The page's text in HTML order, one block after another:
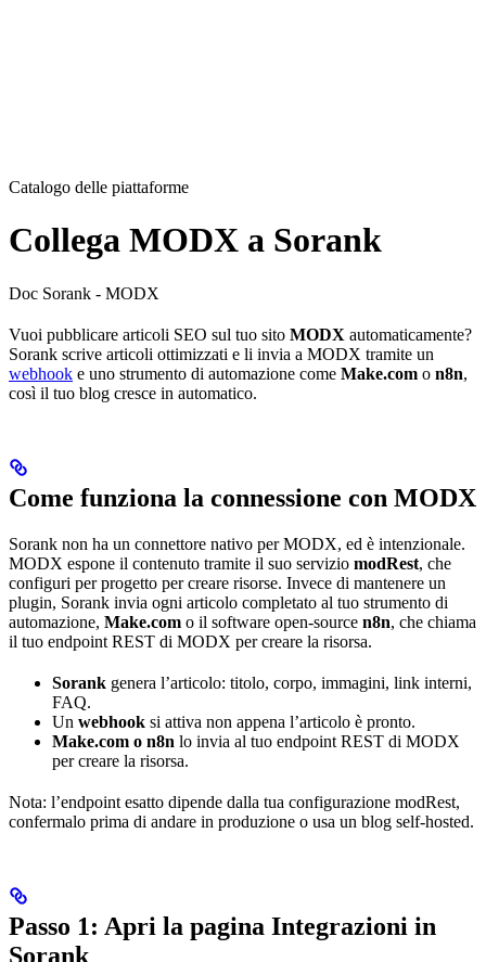
Catalogo delle piattaforme
Collega MODX a Sorank
Doc Sorank - MODX
Vuoi pubblicare articoli SEO sul tuo sito MODX automaticamente?
Sorank scrive articoli ottimizzati e li invia a MODX tramite un
webhook e uno strumento di automazione come Make.com o n8n,
così il tuo blog cresce in automatico.
Come funziona la connessione con MODX
Sorank non ha un connettore nativo per MODX, ed è intenzionale.
MODX espone il contenuto tramite il suo servizio modRest, che
configuri per progetto per creare risorse. Invece di mantenere un
plugin, Sorank invia ogni articolo completato al tuo strumento di
automazione, Make.com o il software open-source n8n, che chiama
il tuo endpoint REST di MODX per creare la risorsa.
Sorank genera l’articolo: titolo, corpo, immagini, link interni,
FAQ.
Un webhook si attiva non appena l’articolo è pronto.
Make.com o n8n lo invia al tuo endpoint REST di MODX
per creare la risorsa.
Nota: l’endpoint esatto dipende dalla tua configurazione modRest,
confermalo prima di andare in produzione o usa un blog self-hosted.
Passo 1: Apri la pagina Integrazioni in
Sorank